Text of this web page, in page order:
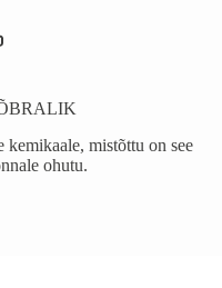
mistõttu on see
ohutu.